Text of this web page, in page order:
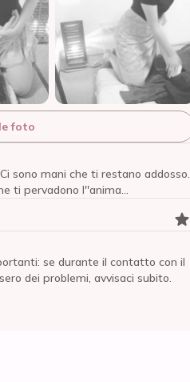
foto
sono mani che ti restano addosso.
ti pervadono l''anima...
se durante il contatto con il
dei problemi, avvisaci subito.